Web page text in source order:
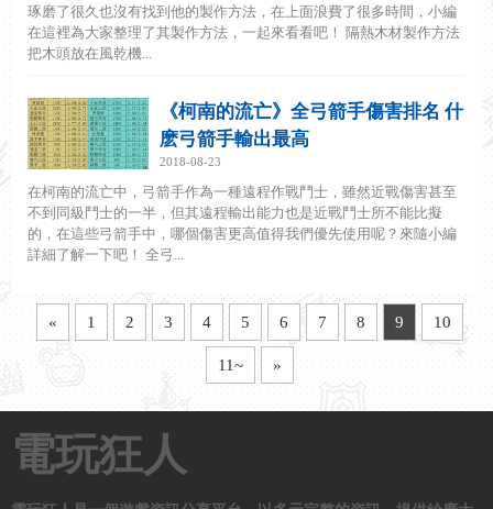
琢磨了很久也沒有找到他的製作方法，在上面浪費了很多時間，小編
在這裡為大家整理了其製作方法，一起來看看吧！ 隔熱木材製作方法
把木頭放在風乾機...
《柯南的流亡》全弓箭手傷害排名 什
麽弓箭手輸出最高
2018-08-23
在柯南的流亡中，弓箭手作為一種遠程作戰鬥士，雖然近戰傷害甚至
不到同級鬥士的一半，但其遠程輸出能力也是近戰鬥士所不能比擬
的，在這些弓箭手中，哪個傷害更高值得我們優先使用呢？來隨小編
詳細了解一下吧！ 全弓...
« 1 2 3 4 5 6 7 8 9 10
11~ »
電玩狂人